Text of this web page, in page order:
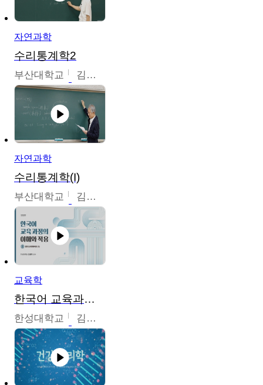
자연과학
수리통계학2
부산대학교 김충락
자연과학
수리통계학(I)
부산대학교 김충락
교육학
한국어 교육과정의 이해와 적용
한성대학교 김윤주